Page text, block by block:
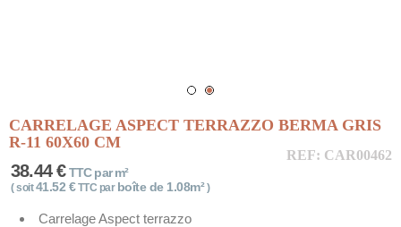
CARRELAGE ASPECT TERRAZZO BERMA GRIS
R-11 60X60 CM
REF: CAR00462
38.44 €TTC par m²
( soit41.52 €TTC par boîte de 1.08m²)
Carrelage Aspect terrazzo